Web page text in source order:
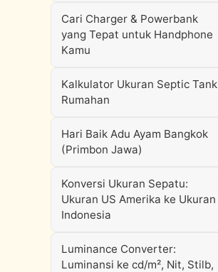
Cari Charger & Powerbank
yang Tepat untuk Handphone
Kamu
Kalkulator Ukuran Septic Tank
Rumahan
Hari Baik Adu Ayam Bangkok
(Primbon Jawa)
Konversi Ukuran Sepatu:
Ukuran US Amerika ke Ukuran
Indonesia
Luminance Converter:
Luminansi ke cd/m², Nit, Stilb,